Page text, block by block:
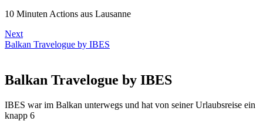
10 Minuten Actions aus Lausanne
Next
Balkan Travelogue by IBES
Balkan Travelogue by IBES
IBES war im Balkan unterwegs und hat von seiner Urlaubsreise ein
knapp 6